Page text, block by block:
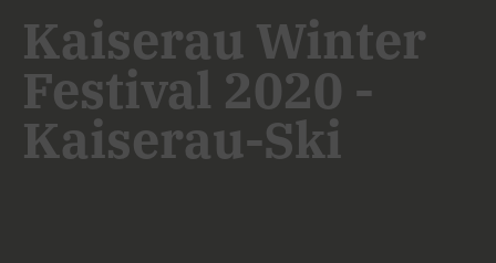
Kaiserau Winter
Festival 2020 -
Kaiserau-Ski